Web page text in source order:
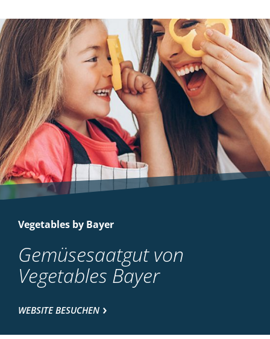
Vegetables by Bayer
Gemüsesaatgut von
Vegetables Bayer
WEBSITE BESUCHEN